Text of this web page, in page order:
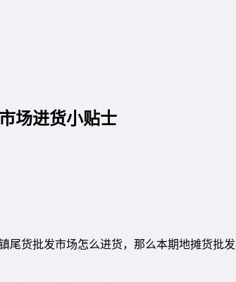
场进货小贴士
尾货批发市场怎么进货，那么本期地摊货批